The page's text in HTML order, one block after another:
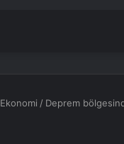
Ekonomi / Deprem